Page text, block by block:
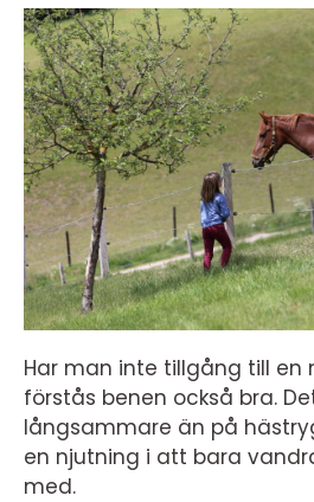
Har man inte tillgång till en
förstås benen också bra.
långsammare än på
en njutning i att bara
med.